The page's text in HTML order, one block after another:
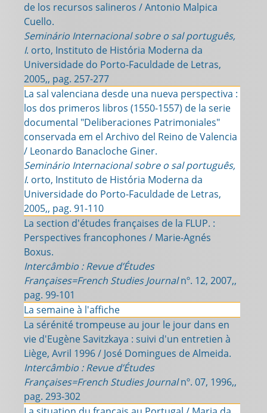
de los recursos salineros / Antonio Malpica
Cuello.
Seminário Internacional sobre o sal português,
I. orto, Instituto de História Moderna da
Universidade do Porto-Faculdade de Letras,
2005,, pag. 257-277
La sal valenciana desde una nueva perspectiva :
los dos primeros libros (1550-1557) de la serie
documental "Deliberaciones Patrimoniales"
conservada em el Archivo del Reino de Valencia
/ Leonardo Banacloche Giner.
Seminário Internacional sobre o sal português,
I. orto, Instituto de História Moderna da
Universidade do Porto-Faculdade de Letras,
2005,, pag. 91-110
La section d'études françaises de la FLUP. :
Perspectives francophones / Marie-Agnés
Boxus.
Intercâmbio : Revue d’Études
Françaises=French Studies Journalnº. 12, 2007,,
pag. 99-101
La semaine à l'affiche
La sérénité trompeuse au jour le jour dans en
vie d'Eugène Savitzkaya : suivi d'un entretien à
Liège, Avril 1996 / José Domingues de Almeida.
Intercâmbio : Revue d’Études
Françaises=French Studies Journalnº. 07, 1996,,
pag. 293-302